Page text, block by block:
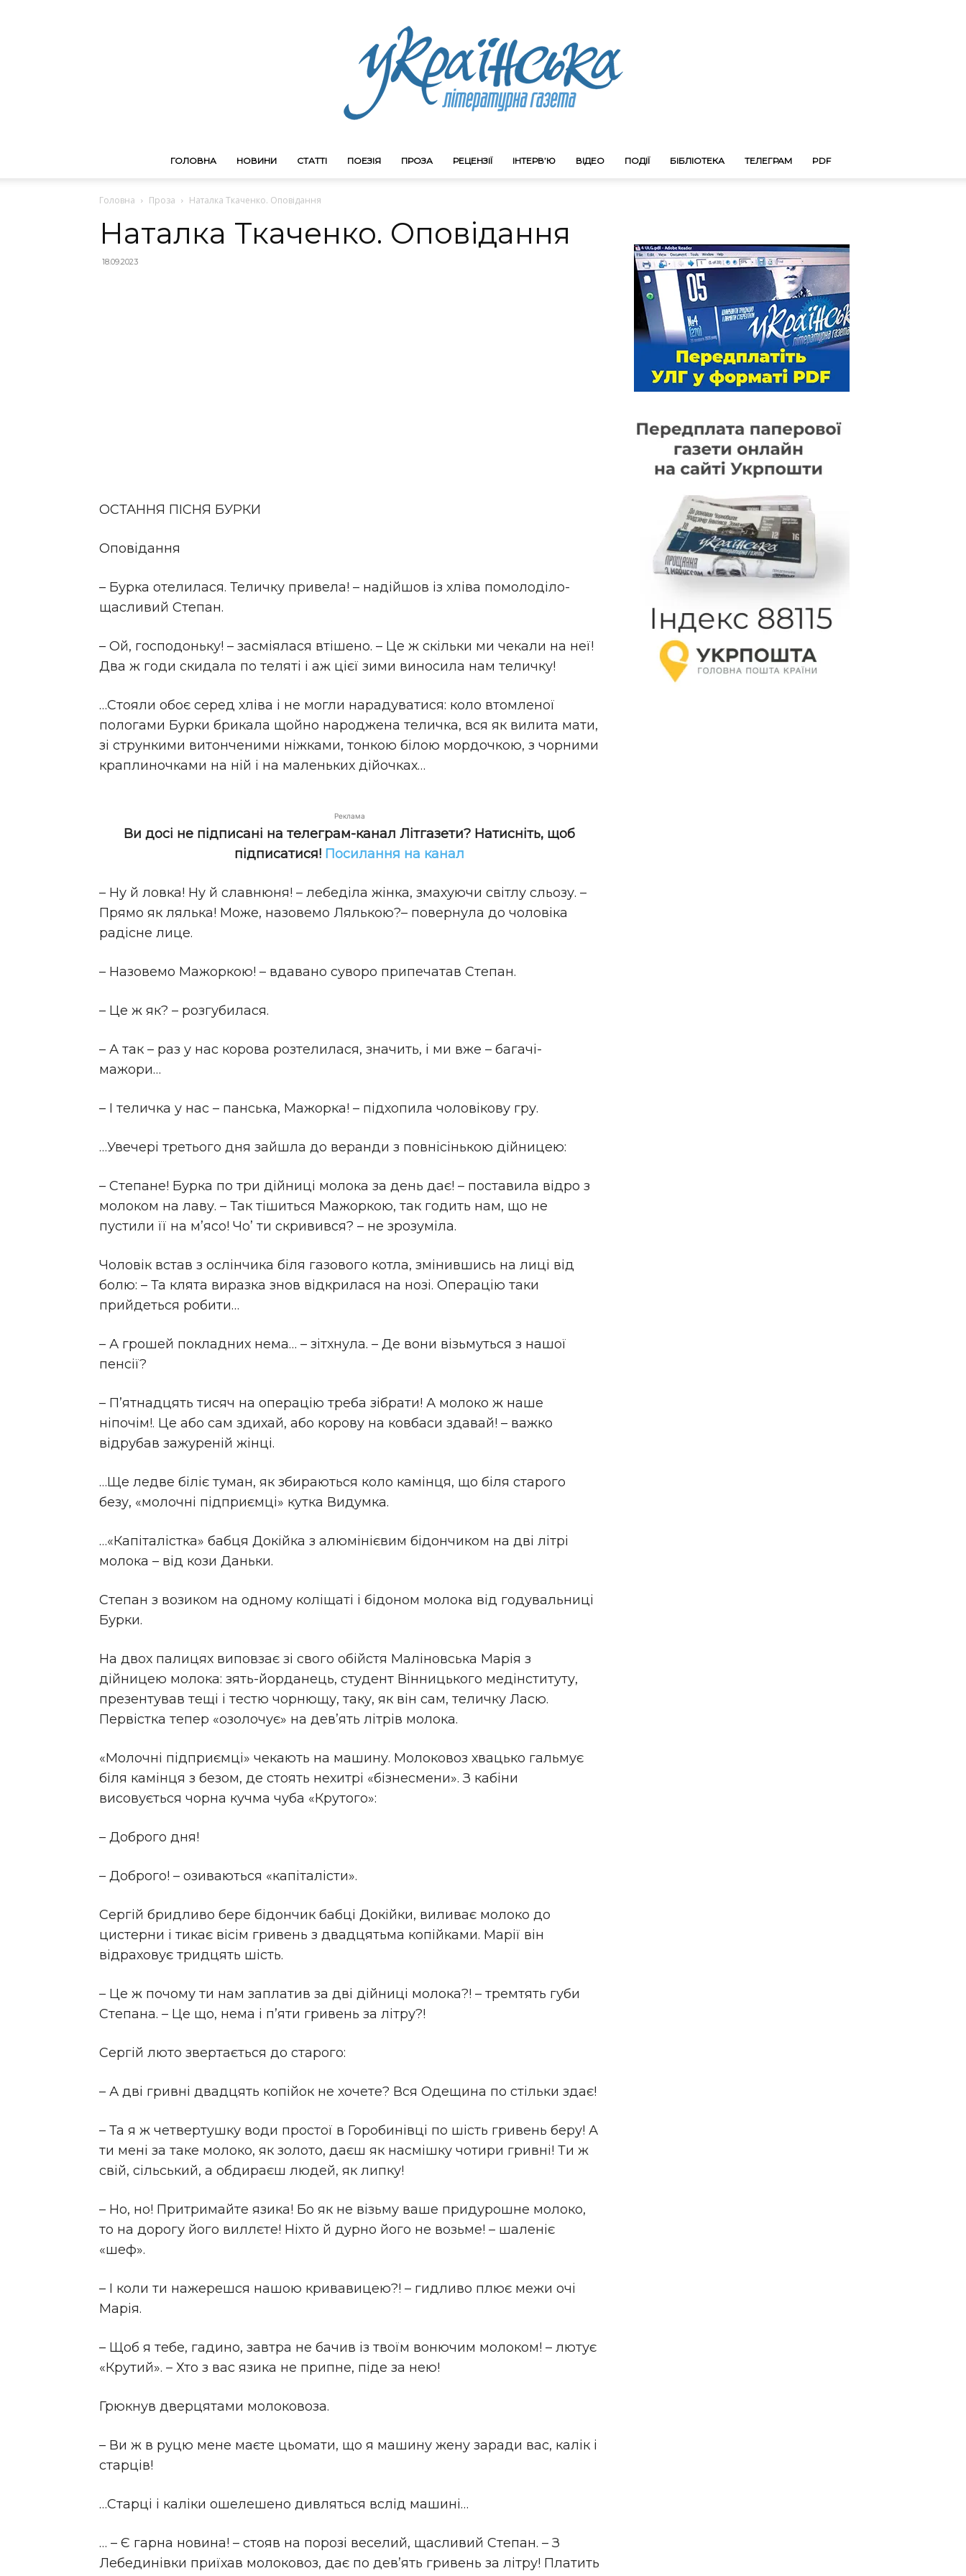
ГОЛОВНА НОВИНИ СТАТТІ ПОЕЗІЯ ПРОЗА РЕЦЕНЗІЇ ІНТЕРВ’Ю ВІДЕО ПОДІЇ БІБЛІОТЕКА ТЕЛЕГРАМ PDF
Головна Проза Наталка Ткаченко. Оповідання
Наталка Ткаченко. Оповідання
18.09.2023
ОСТАННЯ ПІСНЯ БУРКИ
Оповідання
– Бурка отелилася. Теличку привела! – надійшов із хліва помолоділо-
щасливий Степан.
– Ой, господоньку! – засміялася втішено. – Це ж скільки ми чекали на неї!
Два ж годи скидала по теляті і аж цієї зими виносила нам теличку!
…Стояли обоє серед хліва і не могли нарадуватися: коло втомленої
пологами Бурки брикала щойно народжена теличка, вся як вилита мати,
зі стрункими витонченими ніжками, тонкою білою мордочкою, з чорними
краплиночками на ній і на маленьких дійочках…
Реклама
Ви досі не підписані на телеграм-канал Літгазети? Натисніть, щоб
підписатися! Посилання на канал
– Ну й ловка! Ну й славнюня! – лебеділа жінка, змахуючи світлу сльозу. –
Прямо як лялька! Може, назовемо Лялькою?– повернула до чоловіка
радісне лице.
– Назовемо Мажоркою! – вдавано суворо припечатав Степан.
– Це ж як? – розгубилася.
– А так – раз у нас корова розтелилася, значить, і ми вже – багачі-
мажори…
– І теличка у нас – панська, Мажорка! – підхопила чоловікову гру.
…Увечері третього дня зайшла до веранди з повнісінькою дійницею:
– Степане! Бурка по три дійниці молока за день дає! – поставила відро з
молоком на лаву. – Так тішиться Мажоркою, так годить нам, що не
пустили її на м’ясо! Чо’ ти скривився? – не зрозуміла.
Чоловік встав з ослінчика біля газового котла, змінившись на лиці від
болю: – Та клята виразка знов відкрилася на нозі. Операцію таки
прийдеться робити…
– А грошей покладних нема… – зітхнула. – Де вони візьмуться з нашої
пенсії?
– П’ятнадцять тисяч на операцію треба зібрати! А молоко ж наше
ніпочім!. Це або сам здихай, або корову на ковбаси здавай! – важко
відрубав зажуреній жінці.
…Ще ледве біліє туман, як збираються коло камінця, що біля старого
безу, «молочні підприємці» кутка Видумка.
…«Капіталістка» бабця Докійка з алюмінієвим бідончиком на дві літрі
молока – від кози Даньки.
Степан з возиком на одному коліщаті і бідоном молока від годувальниці
Бурки.
На двох палицях виповзає зі свого обійстя Маліновська Марія з
дійницею молока: зять-йорданець, студент Вінницького медінституту,
презентував тещі і тестю чорнющу, таку, як він сам, теличку Ласю.
Первістка тепер «озолочує» на дев’ять літрів молока.
«Молочні підприємці» чекають на машину. Молоковоз хвацько гальмує
біля камінця з безом, де стоять нехитрі «бізнесмени». З кабіни
висовується чорна кучма чуба «Крутого»:
– Доброго дня!
– Доброго! – озиваються «капіталісти».
Сергій бридливо бере бідончик бабці Докійки, виливає молоко до
цистерни і тикає вісім гривень з двадцятьма копійками. Марії він
відраховує тридцять шість.
– Це ж почому ти нам заплатив за дві дійниці молока?! – тремтять губи
Степана. – Це що, нема і п’яти гривень за літру?!
Сергій люто звертається до старого:
– А дві гривні двадцять копійок не хочете? Вся Одещина по стільки здає!
– Та я ж четвертушку води простої в Горобинівці по шість гривень беру! А
ти мені за таке молоко, як золото, даєш як насмішку чотири гривні! Ти ж
свій, сільський, а обдираєш людей, як липку!
– Но, но! Притримайте язика! Бо як не візьму ваше придурошне молоко,
то на дорогу його виллєте! Ніхто й дурно його не возьме! – шаленіє
«шеф».
– І коли ти нажерешся нашою кривавицею?! – гидливо плює межи очі
Марія.
– Щоб я тебе, гадино, завтра не бачив із твоїм вонючим молоком! – лютує
«Крутий». – Хто з вас язика не припне, піде за нею!
Грюкнув дверцятами молоковоза.
– Ви ж в руцю мене маєте цьомати, що я машину жену заради вас, калік і
старців!
…Старці і каліки ошелешено дивляться вслід машині…
… – Є гарна новина! – стояв на порозі веселий, щасливий Степан. – З
Лебединівки приїхав молоковоз, дає по дев’ять гривень за літру! Платить